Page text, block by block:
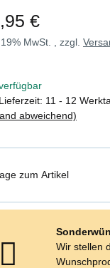
€
MwSt. , zzgl.
Lieferzeit: 11 - 12
abweichend)
zum Artikel
Wir stellen